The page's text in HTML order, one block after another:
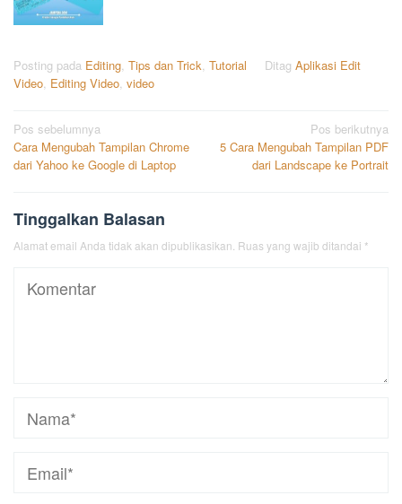
Posting pada Editing, Tips dan Trick, Tutorial Ditag Aplikasi Edit
Video, Editing Video, video
Navigasi
pos
Pos sebelumnya
Cara Mengubah Tampilan Chrome
dari Yahoo ke Google di Laptop
Pos berikutnya
5 Cara Mengubah Tampilan PDF
dari Landscape ke Portrait
Tinggalkan Balasan
Alamat email Anda tidak akan dipublikasikan. Ruas yang wajib ditandai *